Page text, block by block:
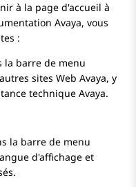
à la page d'accueil à
Avaya, vous
:
la barre de menu
sites Web Avaya, y
technique Avaya.
la barre de menu
d'affichage et